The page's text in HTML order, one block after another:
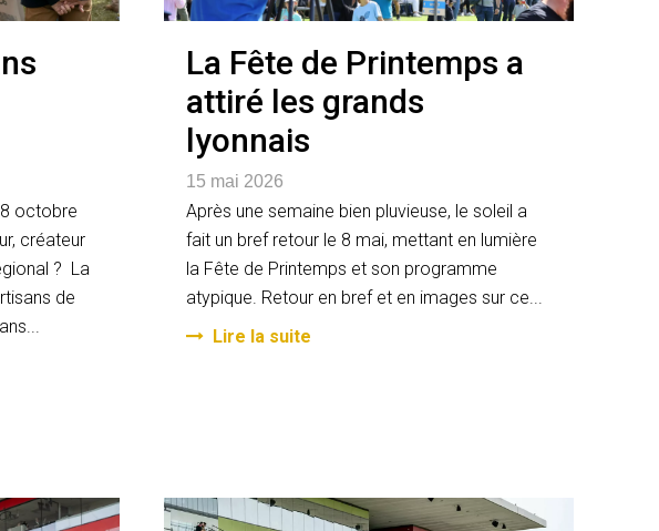
octobre
créateur
? La
de
La Fête de Printemps a
attiré les grands
lyonnais
15 mai 2026
Après une semaine bien pluvieuse, le soleil a
fait un bref retour le 8 mai, mettant en lumière
la Fête de Printemps et son programme
atypique. Retour en bref et en images sur ce...
Lire la suite